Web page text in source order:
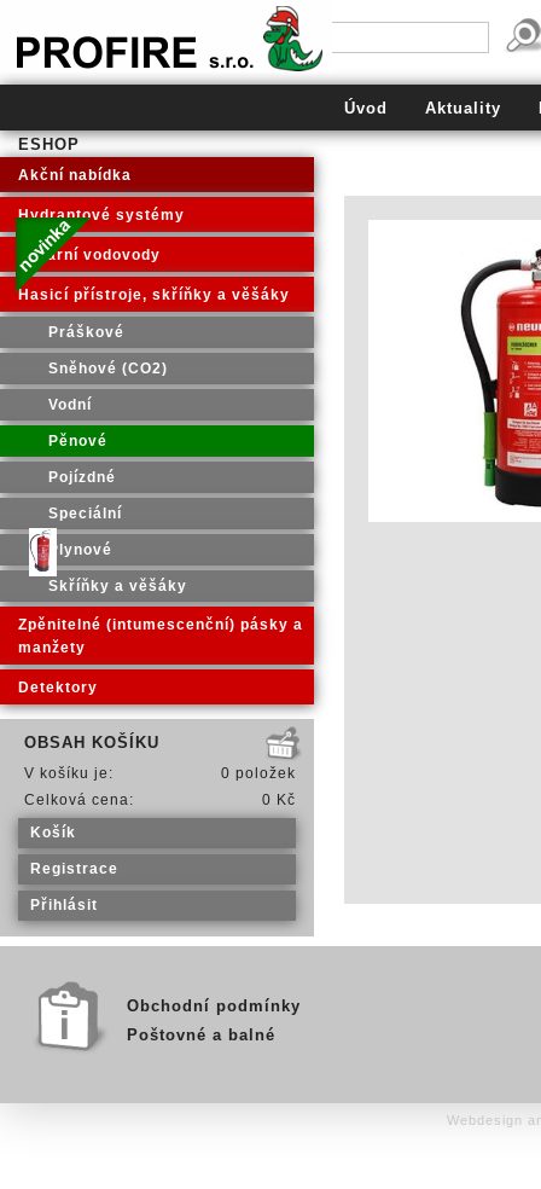
Úvod Aktuality
ESHOP
Akční nabídka
Hydrantové systémy
Požární vodovody
Hasicí přístroje, skříňky a věšáky
Práškové
Sněhové (CO2)
Vodní
Pěnové
Pojízdné
Speciální
Plynové
Skříňky a věšáky
Zpěnitelné (intumescenční) pásky a
manžety
Detektory
OBSAH KOŠÍKU
V košíku je:
0 položek
Celková cena:
0 Kč
Košík
Registrace
Přihlásit
Obchodní podmínky
Poštovné a balné
Webdesign